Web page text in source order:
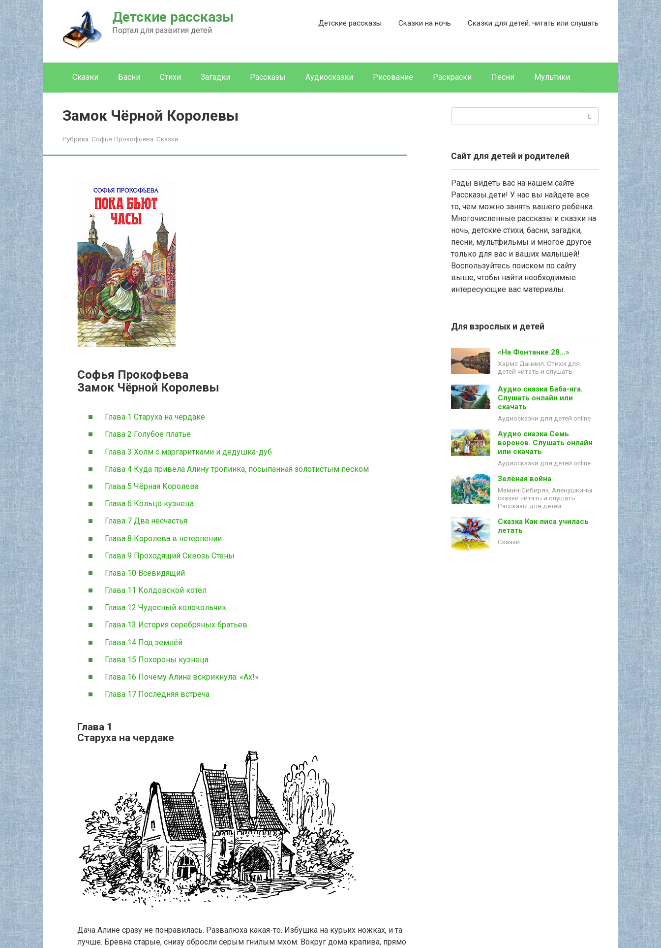
Перейти
к
контенту
Детские рассказы
Портал для развития детей
Детские рассказы Сказки на ночь Сказки для детей: читать или слушать
Сказки Басни Стихи Загадки Рассказы Аудиосказки Рисование Раскраски Песни Мультики
Замок Чёрной Королевы
Рубрика: Софья Прокофьева. Сказки.
Софья Прокофьева
Замок Чёрной Королевы
Глава 1 Старуха на чердаке
Глава 2 Голубое платье
Глава 3 Холм с маргаритками и дедушка-дуб
Глава 4 Куда привела Алину тропинка, посыпанная золотистым песком
Глава 5 Чёрная Королева
Глава 6 Кольцо кузнеца
Глава 7 Два несчастья
Глава 8 Королева в нетерпении
Глава 9 Проходящий Сквозь Стены
Глава 10 Всевидящий
Глава 11 Колдовской котёл
Глава 12 Чудесный колокольчик
Глава 13 История серебряных братьев
Глава 14 Под землёй
Глава 15 Похороны кузнеца
Глава 16 Почему Алина вскрикнула: «Ах!»
Глава 17 Последняя встреча
Глава 1
Старуха на чердаке
Дача Алине сразу не понравилась. Развалюха какая-то. Избушка на курьих ножках, и та
лучше. Брёвна старые, снизу обросли серым гнилым мхом. Вокруг дома крапива, прямо
Сайт для детей и родителей
Рады видеть вас на нашем сайте
Рассказы.дети! У нас вы найдете все
то, чем можно занять вашего ребенка.
Многочисленные рассказы и сказки на
ночь, детские стихи, басни, загадки,
песни, мультфильмы и многое другое
только для вас и ваших малышей!
Воспользуйтесь поиском по сайту
выше, чтобы найти необходимые
интересующие вас материалы.
Для взрослых и детей
«На Фонтанке 28…»
Хармс Даниил. Стихи для
детей читать и слушать.
Аудио сказка Баба-яга.
Слушать онлайн или
скачать
Аудиосказки для детей online
Аудио сказка Семь
воронов. Слушать онлайн
или скачать
Аудиосказки для детей online
Зелёная война
Мамин-Сибиряк. Аленушкины
сказки читать и слушать.
Рассказы для детей.
Сказка Как лиса училась
летать
Сказки